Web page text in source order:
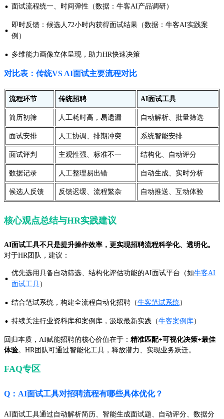
· 面试流程统一、时间弹性（数据：牛客AI产品调研）
· 即时反馈：候选人72小时内获得面试结果（数据：牛客AI实践案
例）
· 多维能力画像立体呈现，助力HR快速决策
对比表：传统VS AI面试主要流程对比
流程环节 传统招聘 AI面试工具
简历初筛 人工耗时高，易遗漏 自动解析、批量筛选
面试安排 人工协调、排期冲突 系统智能安排
面试评判 主观性强、标准不一 结构化、自动评分
数据记录 人工整理易出错 自动生成、实时分析
候选人反馈 反馈迟缓、流程繁杂 自动推送、互动体验
核心观点总结与HR实践建议
AI面试工具不只是提升操作效率，更实现招聘流程科学化、透明化。
对于HR团队，建议：
· 优先选用具备自动筛选、结构化评估功能的AI面试平台（如牛客AI
面试工具）
· 结合笔试系统，构建全流程自动化招聘（牛客笔试系统）
· 持续关注行业资料库和案例库，汲取最新实践（牛客案例库）
回归本质，AI赋能招聘的核心价值在于： 精准匹配+可视化决策+最佳
体验。HR团队可通过智能化工具，释放潜力、实现业务跃迁。
FAQ专区
Q：AI面试工具对招聘流程有哪些具体优化？
AI面试工具通过自动解析简历、智能生成面试题、自动评分、数据分